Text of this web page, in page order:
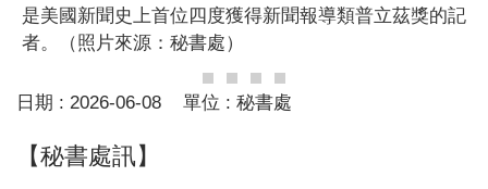
是美國新聞史上首位四度獲得新聞報導類普立茲獎的記
者。（照片來源：秘書處）
日期 : 2026-06-08 單位 : 秘書處
【秘書處訊】